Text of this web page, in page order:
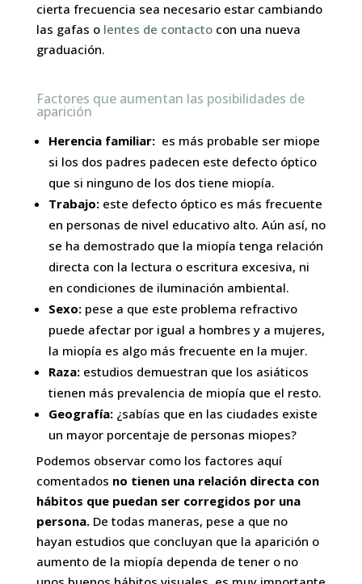
cierta frecuencia sea necesario estar cambiando
las gafas o lentes de contactocon una nueva
graduación.
Factores que aumentan las posibilidades de
aparición
Herencia familiar: es más probable ser miope
si los dos padres padecen este defecto óptico
que si ninguno de los dos tiene miopía.
Trabajo: este defecto óptico es más frecuente
en personas de nivel educativo alto. Aún así, no
se ha demostrado que la miopía tenga relación
directa con la lectura o escritura excesiva, ni
en condiciones de iluminación ambiental.
Sexo:pese a que este problema refractivo
puede afectar por igual a hombres y a mujeres,
la miopía es algo más frecuente en la mujer.
Raza: estudios demuestran que los asiáticos
tienen más prevalencia de miopía que el resto.
Geografía:¿sabías que en las ciudades existe
un mayor porcentaje de personas miopes?
Podemos observar como los factores aquí
comentados no tienen una relación directa con
hábitos que puedan ser corregidos por una
persona.De todas maneras, pese a que no
hayan estudios que concluyan que la aparición o
aumento de la miopía dependa de tener o no